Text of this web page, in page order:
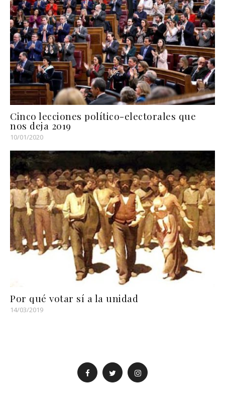
Cinco lecciones político-electorales que
nos deja 2019
10/01/2020
Por qué votar sí a la unidad
14/03/2019